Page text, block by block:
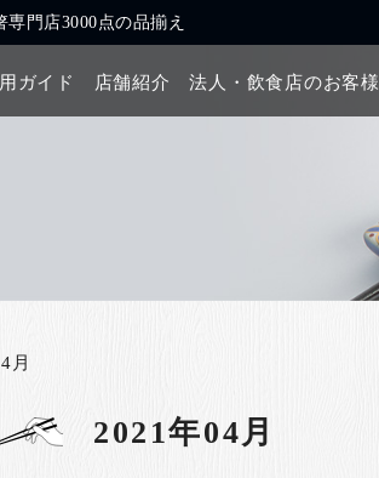
専門店3000点の品揃え
ガイド 店舗紹介 法人・飲食店のお客様
4月
2021年04月